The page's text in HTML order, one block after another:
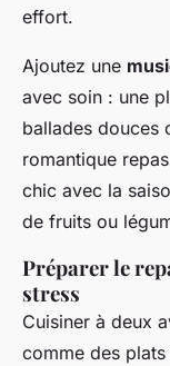
effort.
Ajoutez une
avec soin : une
ballades douces
romantique
chic avec la
de fruits ou
Préparer le
stress
Cuisiner à deux
comme des